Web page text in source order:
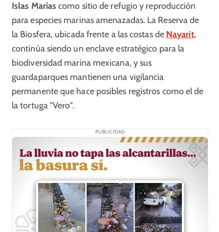
Islas Marías como sitio de refugio y reproducción
para especies marinas amenazadas. La Reserva de
la Biosfera, ubicada frente a las costas de Nayarit,
continúa siendo un enclave estratégico para la
biodiversidad marina mexicana, y sus
guardaparques mantienen una vigilancia
permanente que hace posibles registros como el de
la tortuga "Vero".
PUBLICIDAD